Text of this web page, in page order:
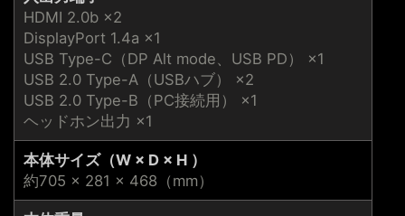
HDMI 2.0b ×2
DisplayPort 1.4a ×1
USB Type-C（DP Alt mode、USB PD） ×1
USB 2.0 Type-A（USBハブ） ×2
USB 2.0 Type-B（PC接続用） ×1
ヘッドホン出力 ×1
本体サイズ（W × D × H ）
約705 × 281 × 468（mm）